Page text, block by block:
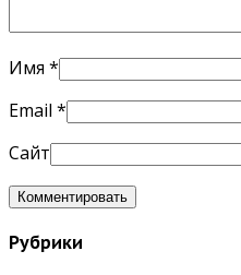
Имя *
Email *
Сайт
Рубрики